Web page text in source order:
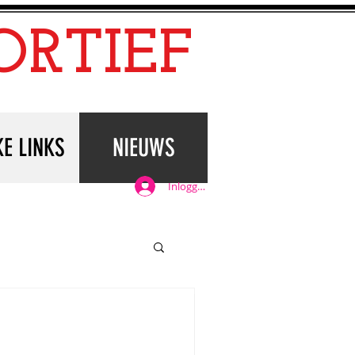
LINKS NIEUWS
Inloggen